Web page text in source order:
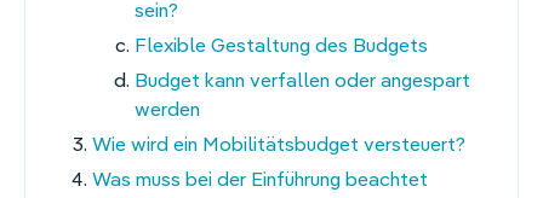
sein?
Flexible Gestaltung des Budgets
Budget kann verfallen oder angespart
werden
Wie wird ein Mobilitätsbudget versteuert?
Was muss bei der Einführung beachtet